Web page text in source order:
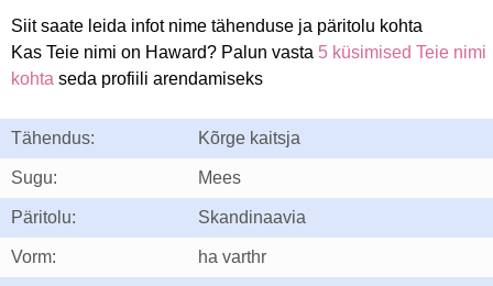
Siit saate leida infot nime tähenduse ja päritolu kohta
Kas Teie nimi on Haward? Palun vasta 5 küsimised Teie nimi
kohta seda profiili arendamiseks
Tähendus: Kõrge kaitsja
Sugu: Mees
Päritolu: Skandinaavia
Vorm: ha varthr